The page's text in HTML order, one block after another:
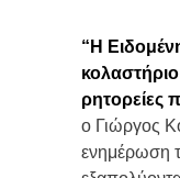
“Η
κολαστήριο
ρητορείες
ο Γιώργος
ενημέρωση